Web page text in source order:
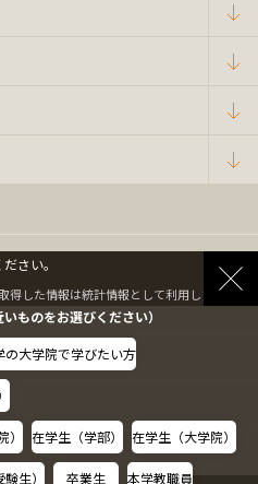
さい。
した情報は統計情報として利用します。
ものをお選びください）
の大学院で学びたい方
在学生（学部） 在学生（大学院）
生） 卒業生 本学教職員